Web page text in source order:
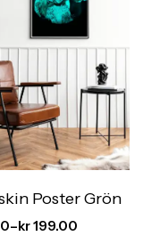
Poster Grön
–kr199.00